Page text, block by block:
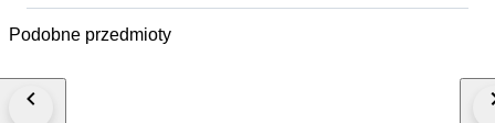
Podobne przedmioty